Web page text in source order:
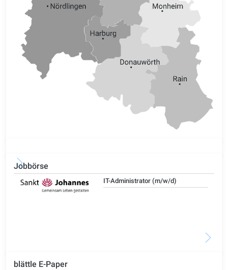
Jobbörse
IT-Administrator (m/w/d)
blättle E-Paper